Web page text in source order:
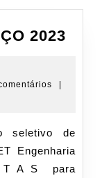
2023
Engenharia
T A S para